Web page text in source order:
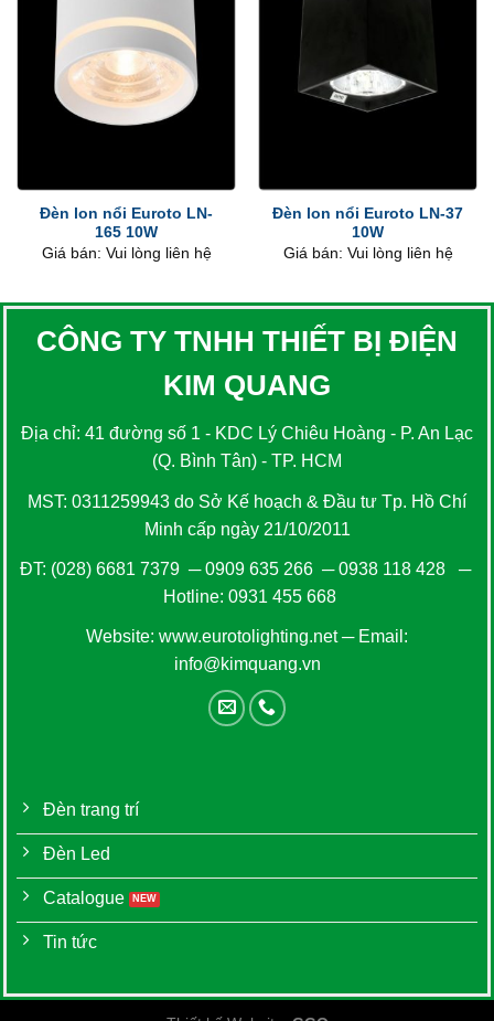
Đèn lon nổi Euroto LN-
165 10W
Giá bán: Vui lòng liên hệ
Đèn lon nổi Euroto LN-37
10W
Giá bán: Vui lòng liên hệ
CÔNG TY TNHH THIẾT BỊ ĐIỆN
KIM QUANG
Địa chỉ: 41 đường số 1 - KDC Lý Chiêu Hoàng - P. An Lạc
(Q. Bình Tân) - TP. HCM
MST: 0311259943 do Sở Kế hoạch & Đầu tư Tp. Hồ Chí
Minh cấp ngày 21/10/2011
ĐT: (028) 6681 7379 ─0909 635 266─0938 118 428─
Hotline: 0931 455 668
Website: www.eurotolighting.net─ Email:
info@kimquang.vn
Đèn trang trí
Đèn Led
Catalogue
Tin tức